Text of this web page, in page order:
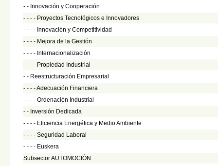
- - Innovación y Cooperación
- - - - Proyectos Tecnológicos e Innovadores
- - - - Innovación y Competitividad
- - - - Mejora de la Gestión
- - - - Internacionalización
- - - - Propiedad Industrial
- - Reestructuración Empresarial
- - - -Adecuación Financiera
- - - - Ordenación Industrial
- - Inversión Dedicada
- - - - Eficiencia Energética y Medio Ambiente
- - - - Seguridad Laboral
- - - - Euskera
Subsector AUTOMOCIÓN